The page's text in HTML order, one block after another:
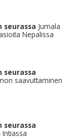
seurassa Jumala
Nepalissa
seurassa
saavuttaminen
seurassa